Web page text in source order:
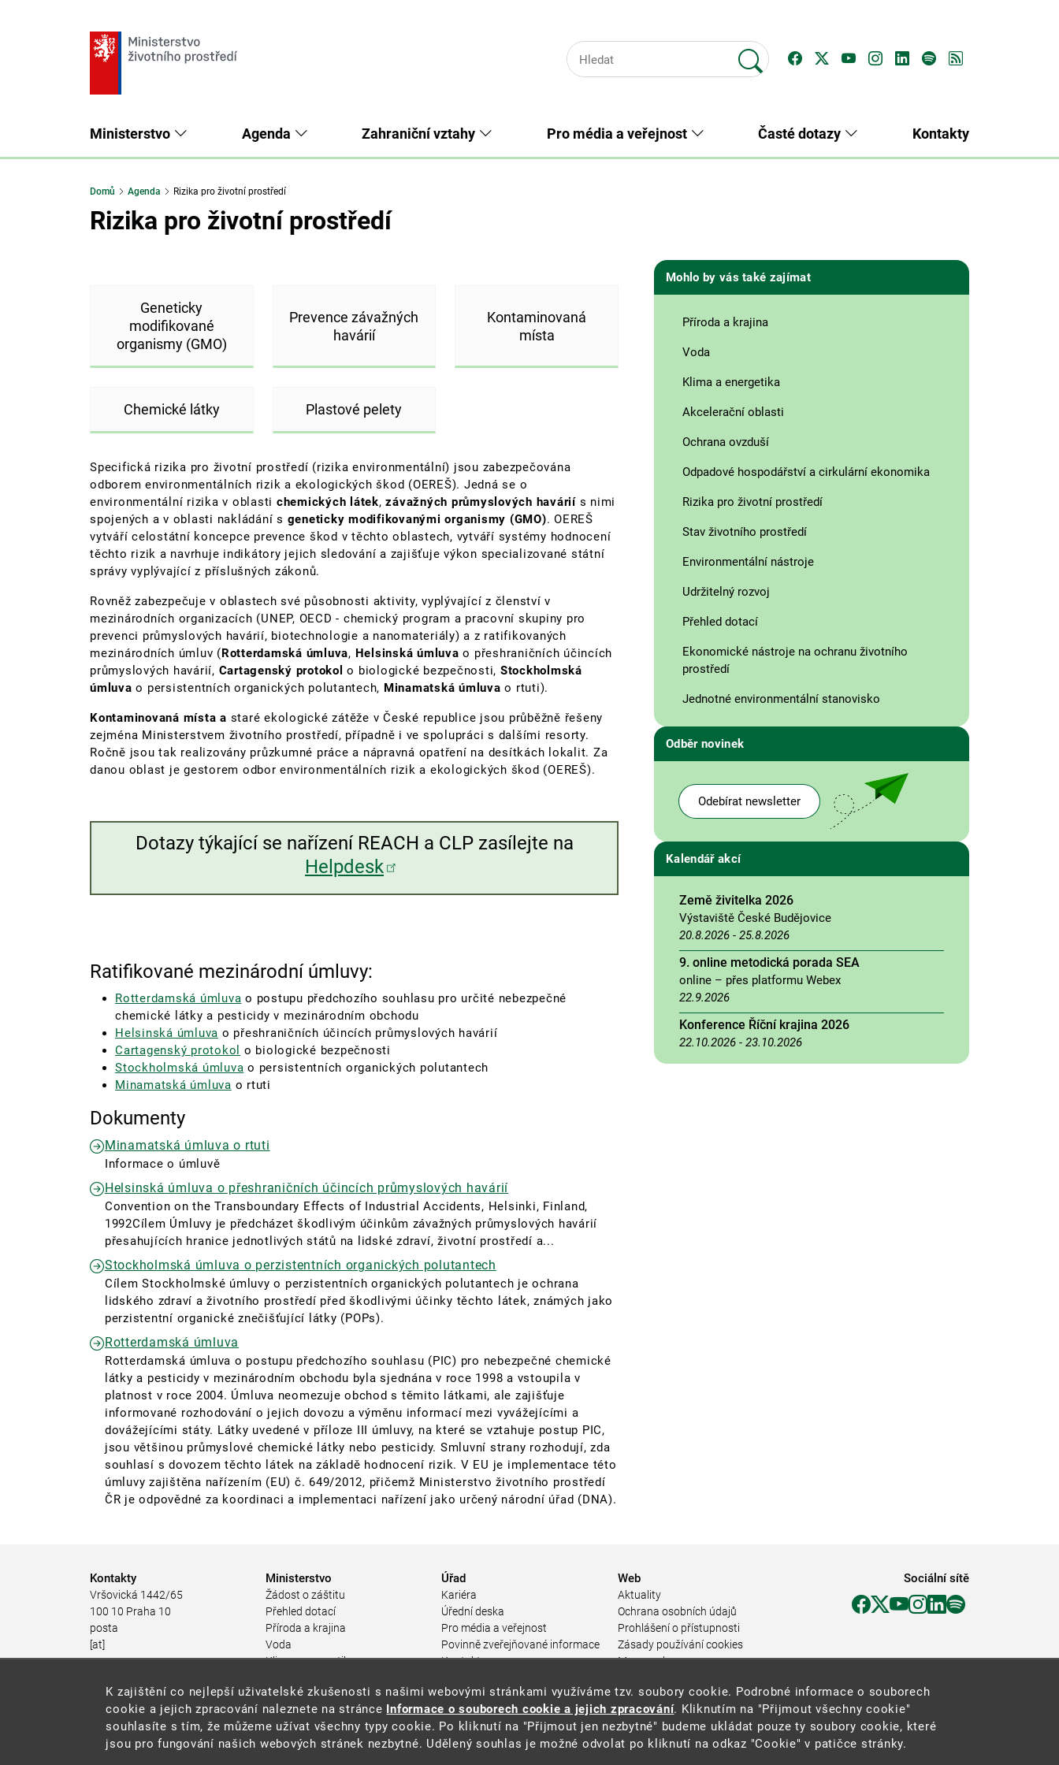
Ministerstvo Agenda Zahraniční vztahy Pro média a veřejnost Časté dotazy Kontakty
Domů Agenda Rizika pro životní prostředí
Rizika pro životní prostředí
Geneticky
modifikované
organismy (GMO)
Prevence závažných
havárií
Kontaminovaná
místa
Chemické látky Plastové pelety
Specifická rizika pro životní prostředí (rizika environmentální) jsou zabezpečována
odborem environmentálních rizik a ekologických škod (OEREŠ). Jedná se o
environmentální rizika v oblasti chemických látek,závažných průmyslových haváriís nimi
spojených a v oblasti nakládání s geneticky modifikovanými organismy (GMO). OEREŠ
vytváří celostátní koncepce prevence škod v těchto oblastech, vytváří systémy hodnocení
těchto rizik a navrhuje indikátory jejich sledování a zajišťuje výkon specializované státní
správy vyplývající z příslušných zákonů.
Rovněž zabezpečuje v oblastech své působnosti aktivity, vyplývající z členství v
mezinárodních organizacích (UNEP, OECD - chemický program a pracovní skupiny pro
prevenci průmyslových havárií, biotechnologie a nanomateriály) a z ratifikovaných
mezinárodních úmluv (Rotterdamská úmluva, Helsinská úmluva o přeshraničních účincích
průmyslových havárií, Cartagenský protokolo biologické bezpečnosti, Stockholmská
úmluva o persistentních organických polutantech, Minamatská úmluva o rtuti).
Kontaminovaná místa a staré ekologické zátěže v České republice jsou průběžně řešeny
zejména Ministerstvem životního prostředí, případně i ve spolupráci s dalšími resorty.
Ročně jsou tak realizovány průzkumné práce a nápravná opatření na desítkách lokalit. Za
danou oblast je gestorem odbor environmentálních rizik a ekologických škod (OEREŠ).
Dotazy týkající se nařízení REACH a CLP zasílejte na
Helpdesk
Ratifikované mezinárodní úmluvy:
Rotterdamská úmluva o postupu předchozího souhlasu pro určité nebezpečné
chemické látky a pesticidy v mezinárodním obchodu
Helsinská úmluva o přeshraničních účincích průmyslových havárií
Cartagenský protokol
o biologické bezpečnosti
Stockholmská úmluva o persistentních organických polutantech
Minamatská úmluva o rtuti
Dokumenty
Minamatská úmluva o rtuti
Informace o úmluvě
Helsinská úmluva o přeshraničních účincích průmyslových havárií
Convention on the Transboundary Effects of Industrial Accidents, Helsinki, Finland,
1992Cílem Úmluvy je předcházet škodlivým účinkům závažných průmyslových havárií
přesahujících hranice jednotlivých států na lidské zdraví, životní prostředí a...
Stockholmská úmluva o perzistentních organických polutantech
Cílem Stockholmské úmluvy o perzistentních organických polutantech je ochrana
lidského zdraví a životního prostředí před škodlivými účinky těchto látek, známých jako
perzistentní organické znečišťující látky (POPs).
Rotterdamská úmluva
Rotterdamská úmluva o postupu předchozího souhlasu (PIC) pro nebezpečné chemické
látky a pesticidy v mezinárodním obchodu byla sjednána v roce 1998 a vstoupila v
platnost v roce 2004. Úmluva neomezuje obchod s těmito látkami, ale zajišťuje
informované rozhodování o jejich dovozu a výměnu informací mezi vyvážejícími a
dovážejícími státy. Látky uvedené v příloze III úmluvy, na které se vztahuje postup PIC,
jsou většinou průmyslové chemické látky nebo pesticidy. Smluvní strany rozhodují, zda
souhlasí s dovozem těchto látek na základě hodnocení rizik. V EU je implementace této
úmluvy zajištěna nařízením (EU) č. 649/2012, přičemž Ministerstvo životního prostředí
ČR je odpovědné za koordinaci a implementaci nařízení jako určený národní úřad (DNA).
Mohlo by vás také zajímat
Příroda a krajina
Voda
Klima a energetika
Akcelerační oblasti
Ochrana ovzduší
Odpadové hospodářství a cirkulární ekonomika
Rizika pro životní prostředí
Stav životního prostředí
Environmentální nástroje
Udržitelný rozvoj
Přehled dotací
Ekonomické nástroje na ochranu životního
prostředí
Jednotné environmentální stanovisko
Odběr novinek
Odebírat newsletter
Kalendář akcí
Země živitelka 2026
Výstaviště České Budějovice
20.8.2026 - 25.8.2026
9. online metodická porada SEA
online – přes platformu Webex
22.9.2026
Konference Říční krajina 2026
22.10.2026 - 23.10.2026
Kontakty
Vršovická 1442/65
100 10 Praha 10
posta
[at]
mzp.gov.cz
+420 267 121 111
Ministerstvo
Žádost o záštitu
Přehled dotací
Příroda a krajina
Voda
Klima a energetika
Odpadové hospodářství
Rizika pro životní prostředí
Stav životního prostředí
Environmentální nástroje
Úřad
Kariéra
Úřední deska
Pro média a veřejnost
Povinně zveřejňované informace
Kontakty
(PDF, 204 kB)
Web
Aktuality
Ochrana osobních údajů
Prohlášení o přístupnosti
Zásady používání cookies
Mapa webu
Sociální sítě
K zajištění co nejlepší uživatelské zkušenosti s našimi webovými stránkami využíváme tzv. soubory cookie. Podrobné informace o souborech
cookie a jejich zpracování naleznete na stránce Informace o souborech cookie a jejich zpracování. Kliknutím na "Přijmout všechny cookie"
souhlasíte s tím, že můžeme užívat všechny typy cookie. Po kliknutí na "Přijmout jen nezbytné" budeme ukládat pouze ty soubory cookie, které
jsou pro fungování našich webových stránek nezbytné. Udělený souhlas je možné odvolat po kliknutí na odkaz "Cookie" v patičce stránky.